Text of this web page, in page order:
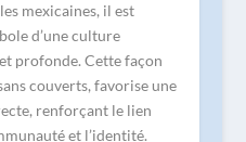
mexicaines, il est
d’une culture
profonde. Cette façon
couverts, favorise une
renforçant le lien
et l’identité.